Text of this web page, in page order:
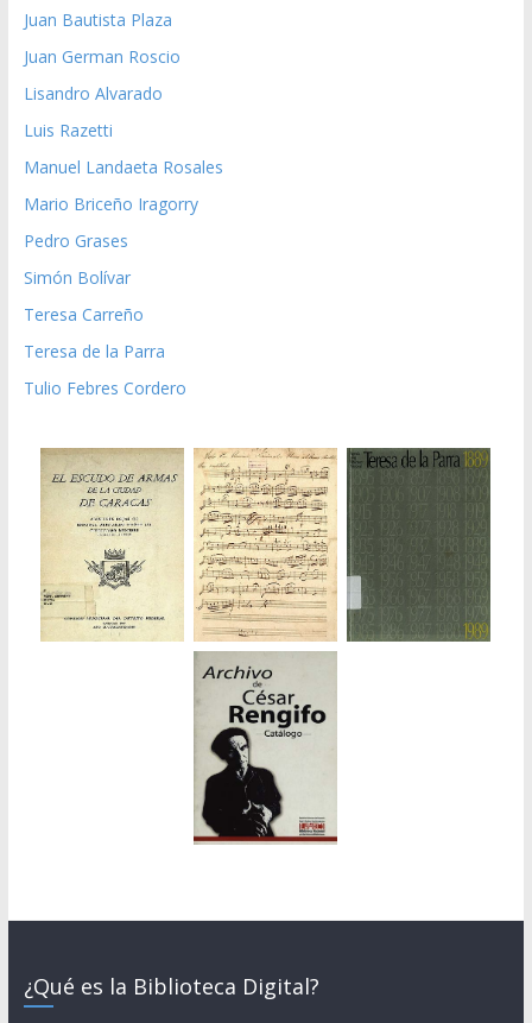
Juan Bautista Plaza
Juan German Roscio
Lisandro Alvarado
Luis Razetti
Manuel Landaeta Rosales
Mario Briceño Iragorry
Pedro Grases
Simón Bolívar
Teresa Carreño
Teresa de la Parra
Tulio Febres Cordero
¿Qué es la Biblioteca Digital?